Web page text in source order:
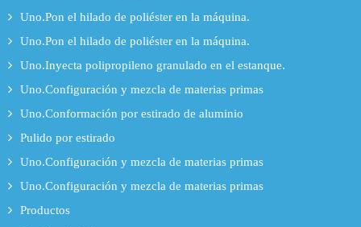
Uno.Pon el hilado de poliéster en la máquina.
Uno.Pon el hilado de poliéster en la máquina.
Uno.Inyecta polipropileno granulado en el estanque.
Uno.Configuración y mezcla de materias primas
Uno.Conformación por estirado de aluminio
Pulido por estirado
Uno.Configuración y mezcla de materias primas
Uno.Configuración y mezcla de materias primas
Productos